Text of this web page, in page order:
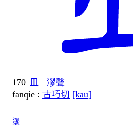
170
漻聲
fanqie : 古巧切 [kau]
䀊